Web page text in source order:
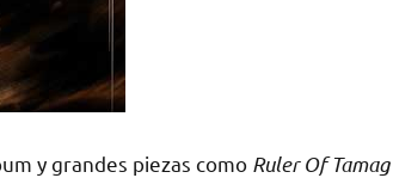
y grandes piezas como Ruler Of Tamag